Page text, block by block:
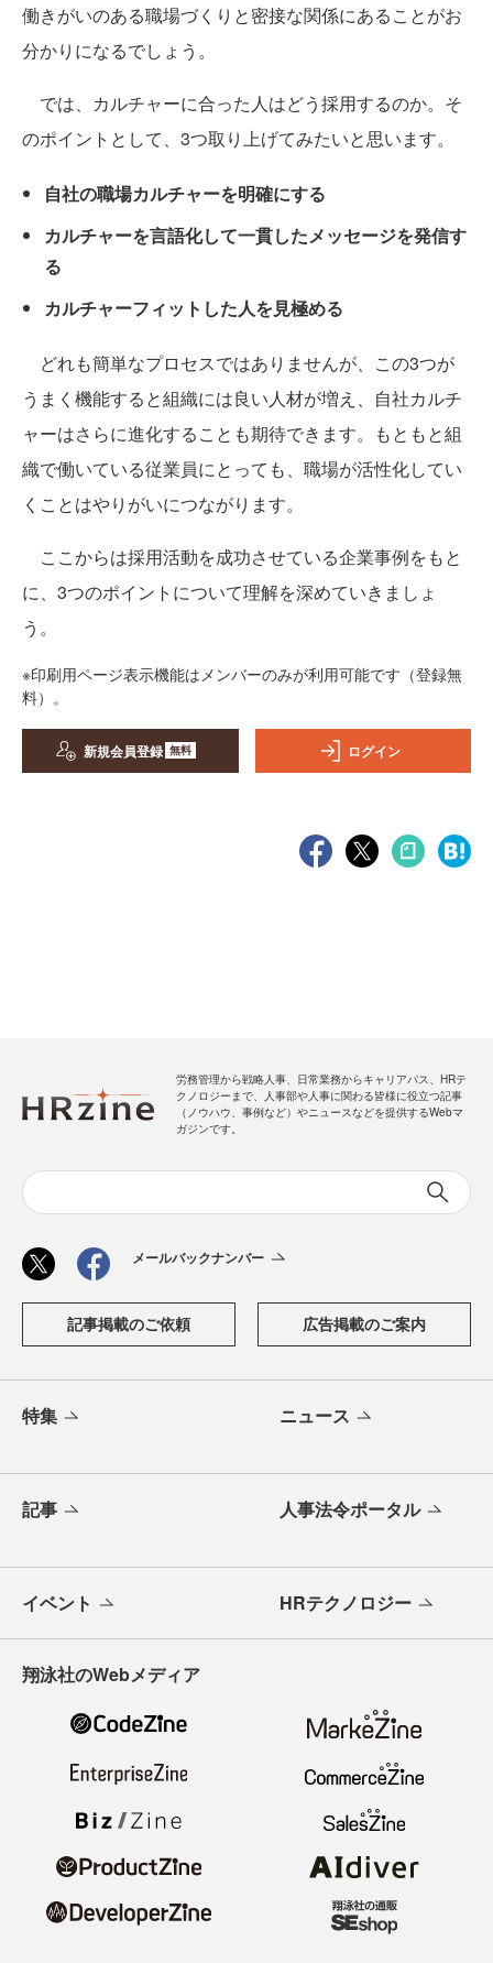
働きがいのある職場づくりと密接な関係にあることがお
分かりになるでしょう。
では、カルチャーに合った人はどう採用するのか。そ
のポイントとして、3つ取り上げてみたいと思います。
自社の職場カルチャーを明確にする
カルチャーを言語化して一貫したメッセージを発信す
る
カルチャーフィットした人を見極める
どれも簡単なプロセスではありませんが、この3つが
うまく機能すると組織には良い人材が増え、自社カルチ
ャーはさらに進化することも期待できます。もともと組
織で働いている従業員にとっても、職場が活性化してい
くことはやりがいにつながります。
ここからは採用活動を成功させている企業事例をもと
に、3つのポイントについて理解を深めていきましょ
う。
※印刷用ページ表示機能はメンバーのみが利用可能です（登録無
料）。
新規会員登録 無料 ログイン
労務管理から戦略人事、日常業務からキャリアパス、HRテ
クノロジーまで、人事部や人事に関わる皆様に役立つ記事
（ノウハウ、事例など）やニュースなどを提供するWebマ
ガジンです。
メールバックナンバー
記事掲載のご依頼 広告掲載のご案内
特集 ニュース
記事 人事法令ポータル
イベント HRテクノロジー
翔泳社のWebメディア